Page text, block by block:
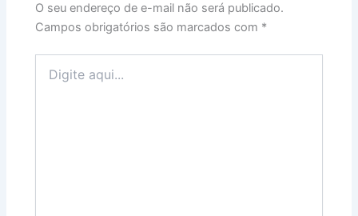
O seu endereço de e-mail não será publicado.
Campos obrigatórios são marcados com *
aqui...